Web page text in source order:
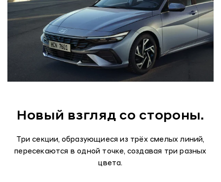
Новый взгляд со стороны.
Три секции, образующиеся из трёх смелых линий,
пересекаются в одной точке, создавая три разных
цвета.